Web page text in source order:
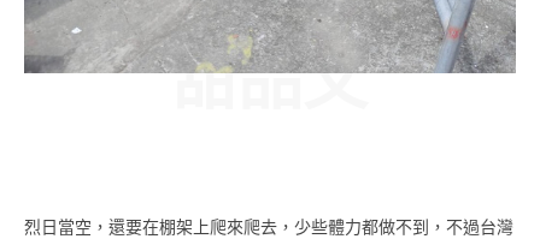
甜品文
烈日當空，還要在棚架上爬來爬去，少些體力都做不到，不過台灣